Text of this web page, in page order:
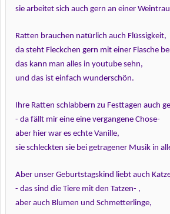
sie arbeitet sich auch gern an einer
Ratten brauchen natürlich auch Flüssigkeit,
da steht Fleckchen gern mit einer Flasche
das kann man alles in youtube sehn,
und das ist einfach wunderschön.
Ihre Ratten schlabbern zu Festtagen auch
- da fällt mir eine eine vergangene Chose-
aber hier war es echte Vanille,
sie schleckten sie bei getragener Musik in
Aber unser Geburtstagskind liebt auch
- das sind die Tiere mit den Tatzen- ,
aber auch Blumen und Schmetterlinge,